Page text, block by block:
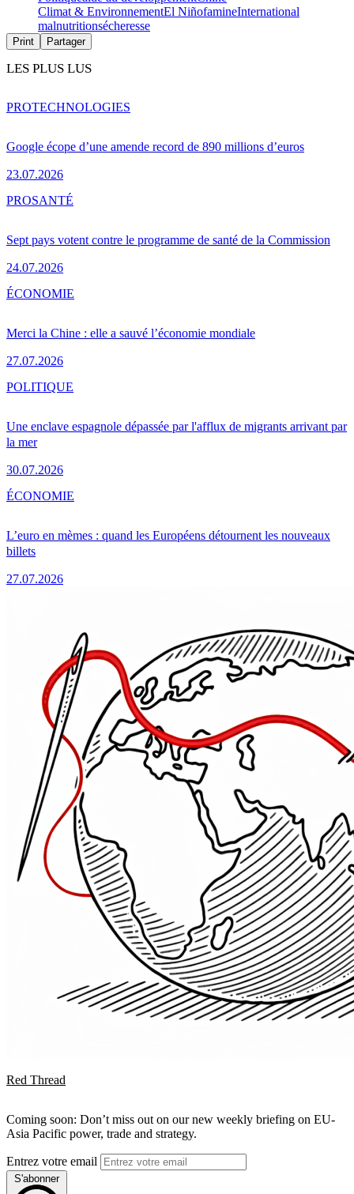
Climat & EnvironnementEl NiñofamineInternational
malnutritionsécheresse
Print Partager
LES PLUS LUS
Google écope d’une amende record de 890 millions d’euros
23.07.2026
PROTECHNOLOGIES
Sept pays votent contre le programme de santé de la Commission
24.07.2026
PROSANTÉ
Merci la Chine : elle a sauvé l’économie mondiale
27.07.2026
ÉCONOMIE
Une enclave espagnole dépassée par l'afflux de migrants arrivant par
la mer
30.07.2026
POLITIQUE
L’euro en mèmes : quand les Européens détournent les nouveaux
billets
27.07.2026
ÉCONOMIE
Red Thread
Coming soon: Don’t miss out on our new weekly briefing on EU-
Asia Pacific power, trade and strategy.
Entrez votre email
S'abonner